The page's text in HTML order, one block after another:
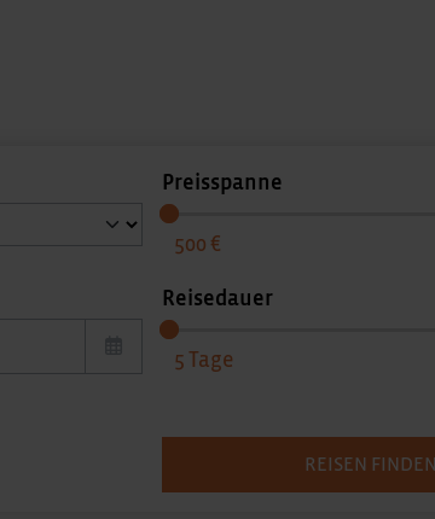
Preisspanne
500
Reisedauer
5
REISEN FINDEN